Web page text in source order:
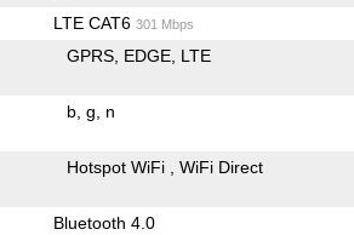
LTE CAT6 301 Mbps
GPRS EDGE LTE
b g n
Hotspot WiFi WiFi Direct
Bluetooth 4.0